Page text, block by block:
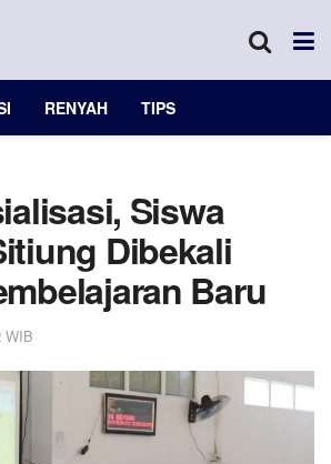
RENYAH TIPS
Siswa
Dibekali
Baru
WIB